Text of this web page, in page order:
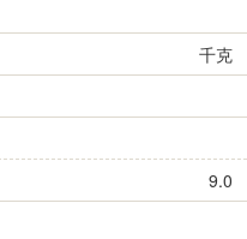
千克
9.0